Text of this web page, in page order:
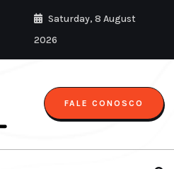
Saturday, 8 August
2026
FALE CONOSCO